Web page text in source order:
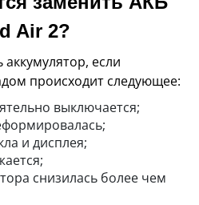
Air 2?
если
происходит следующее:
выключается;
и дисплея;
снизилась более чем